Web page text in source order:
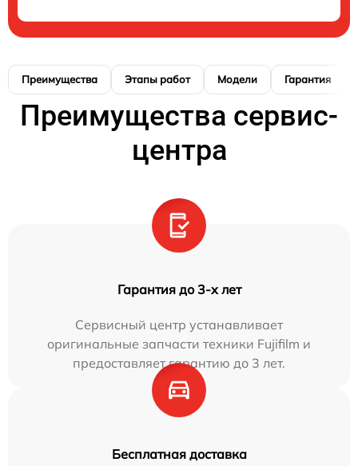
Преимущества Этапы работ Модели Гарантия
Преимущества сервис-
центра
Гарантия до 3-х лет
Сервисный центр устанавливает
оригинальные запчасти техники Fujifilm и
предоставляет гарантию до 3 лет.
Бесплатная доставка